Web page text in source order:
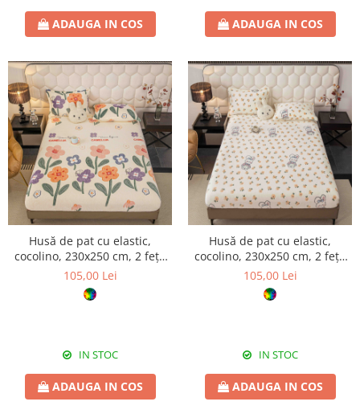
ADAUGA IN COS ADAUGA IN COS
Husă de pat cu elastic,
cocolino, 230x250 cm, 2 fețe
de pernă, floral
105,00 Lei
IN STOC
ADAUGA IN COS
Husă de pat cu elastic,
cocolino, 230x250 cm, 2 fețe
de pernă, iepurași și flori
105,00 Lei
IN STOC
ADAUGA IN COS